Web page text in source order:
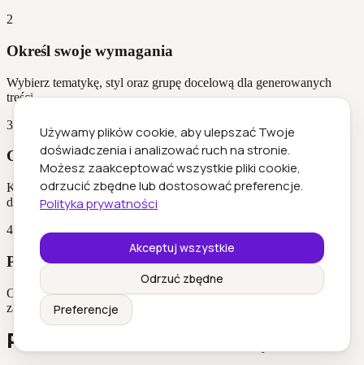
Używamy plików cookie, aby ulepszać Twoje
doświadczenia i analizować ruch na stronie.
Możesz zaakceptować wszystkie pliki cookie,
odrzucić zbędne lub dostosować preferencje.
Polityka prywatności
Akceptuj wszystkie
Odrzuć zbędne
Preferencje
2
Określ swoje wymagania
Wybierz tematykę, styl oraz grupę docelową dla generowanych
treści.
3
Generuj felietony
Korzystaj z zaawansowanego AI, które tworzy oryginalne treści
dostosowane do Twoich potrzeb.
4
Publikuj gotowe teksty
Otrzymuj gotowe do publikacji teksty, które możesz natychmiast
zamieścić na swojej stronie lub blogu.
Porównanie z konkurencją